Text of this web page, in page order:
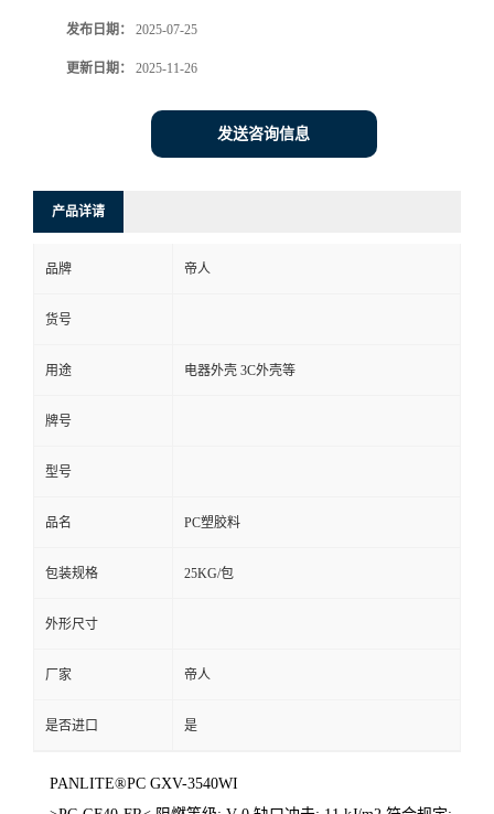
发布日期： 2025-07-25
更新日期： 2025-11-26
发送咨询信息
产品详请
品牌 帝人
货号
用途 电器外壳 3C外壳等
牌号
型号
品名 PC塑胶料
包装规格 25KG/包
外形尺寸
厂家 帝人
是否进口 是
PANLITE®PC GXV-3540WI